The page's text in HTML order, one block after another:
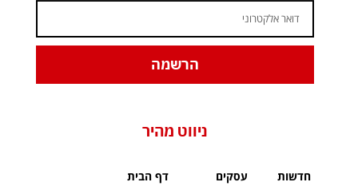
הרשמה
ניווט מהיר
חדשות
עסקים
דף הבית